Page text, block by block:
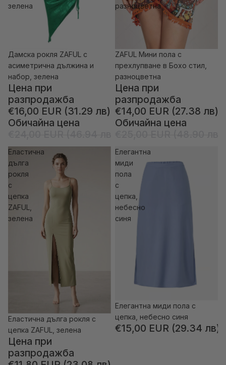
зелена
-33% отстъпка
Дамска рокля ZAFUL с
асиметрична дължина и
набор, зелена
Цена при
разпродажба
€16,00 EUR (31.29 лв)
Обичайна цена
разноцветна
-44% отстъпка
ZAFUL Мини пола с
прехлупване в Бохо стил,
разноцветна
Цена при
разпродажба
€14,00 EUR (27.38 лв)
Обичайна цена
Елaстична
дълга
рокля
с
цепка
ZAFUL,
зелена
-59% отстъпка
Елaстична дълга рокля с
цепка ZAFUL, зелена
Цена при
разпродажба
Елегантна
миди
пола
с
цепка,
небесно
синя
Елегантна миди пола с
цепка, небесно синя
€15,00 EUR (29.34 лв)